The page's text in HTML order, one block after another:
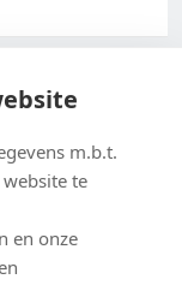
m.b.t.
te
en onze